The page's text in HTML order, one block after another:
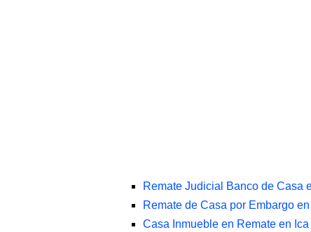
Remate Judicial Banco de Casa
Remate de Casa por Embargo
Casa Inmueble en Remate en